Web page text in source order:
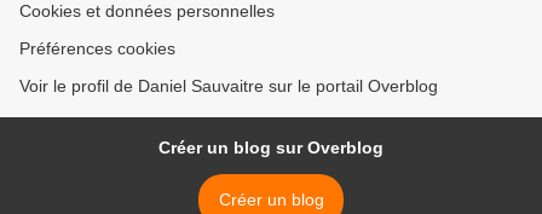
Cookies et données personnelles
Préférences cookies
Voir le profil de Daniel Sauvaitre sur le portail Overblog
Créer un blog sur Overblog
Créer un blog